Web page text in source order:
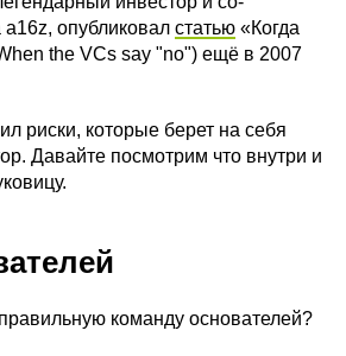
опубликовал статью «Когда
the VCs say "no") ещё в 2007
риски, которые берет на себя
Давайте посмотрим что внутри и
команду основателей?